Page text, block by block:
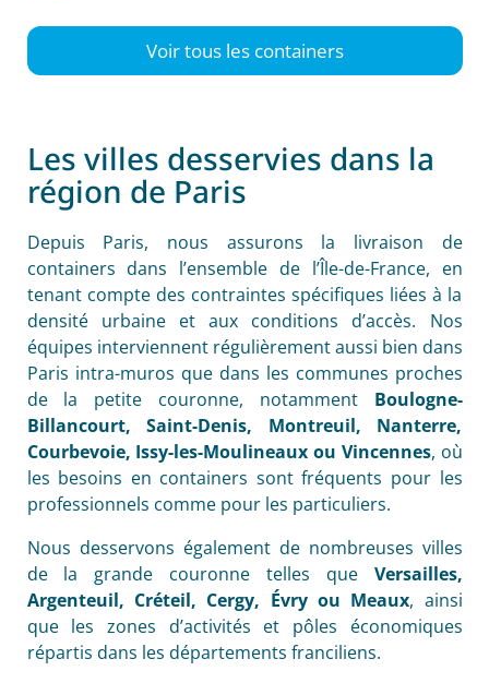
Voir tous les containers
Les villes desservies dans la
région de Paris
Depuis Paris, nous assurons la livraison de
containers dans l’ensemble de l’Île-de-France, en
tenant compte des contraintes spécifiques liées à la
densité urbaine et aux conditions d’accès. Nos
équipes interviennent régulièrement aussi bien dans
Paris intra-muros que dans les communes proches
de la petite couronne, notamment Boulogne-
Billancourt, Saint-Denis, Montreuil, Nanterre,
Courbevoie, Issy-les-Moulineaux ou Vincennes, où
les besoins en containers sont fréquents pour les
professionnels comme pour les particuliers.
Nous desservons également de nombreuses villes
de la grande couronne telles que Versailles,
Argenteuil, Créteil, Cergy, Évry ou Meaux, ainsi
que les zones d’activités et pôles économiques
répartis dans les départements franciliens.